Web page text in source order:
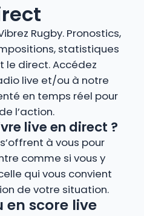
Rugby. Pronostics,
statistiques
le direct. Accédez
live et/ou à notre
en temps réel pour
l’action.
live en direct ?
à vous pour
comme si vous y
qui vous convient
de votre situation.
en score live